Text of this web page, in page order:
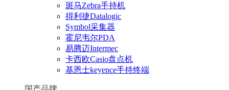
斑马Zebra手持机
得利捷Datalogic
Symbol采集器
霍尼韦尔PDA
易腾迈Intermec
卡西欧Casio盘点机
基恩士keyence手持终端